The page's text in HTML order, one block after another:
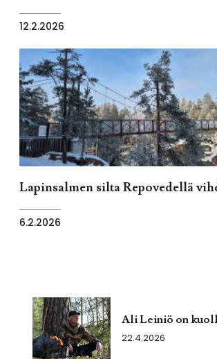
12.2.2026
Lapinsalmen silta Repovedellä
6.2.2026
Ali Leiniö on
22.4.2026